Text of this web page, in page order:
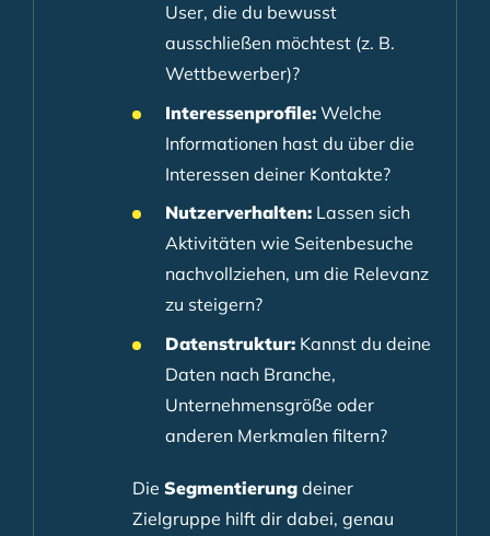
User, die du bewusst
ausschließen möchtest (z. B.
Wettbewerber)?
Interessenprofile: Welche
Informationen hast du über die
Interessen deiner Kontakte?
Nutzerverhalten: Lassen sich
Aktivitäten wie Seitenbesuche
nachvollziehen, um die Relevanz
zu steigern?
Datenstruktur: Kannst du deine
Daten nach Branche,
Unternehmensgröße oder
anderen Merkmalen filtern?
Die Segmentierung deiner
Zielgruppe hilft dir dabei, genau